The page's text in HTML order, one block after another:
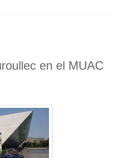
en el MUAC